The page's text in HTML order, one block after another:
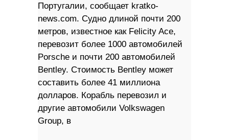
Португалии, сообщает kratko-
news.com. Судно длиной почти 200
метров, известное как Felicity Ace,
перевозит более 1000 автомобилей
Porsche и почти 200 автомобилей
Bentley. Стоимость Bentley может
составить более 41 миллиона
долларов. Корабль перевозил и
другие автомобили Volkswagen
Group, в